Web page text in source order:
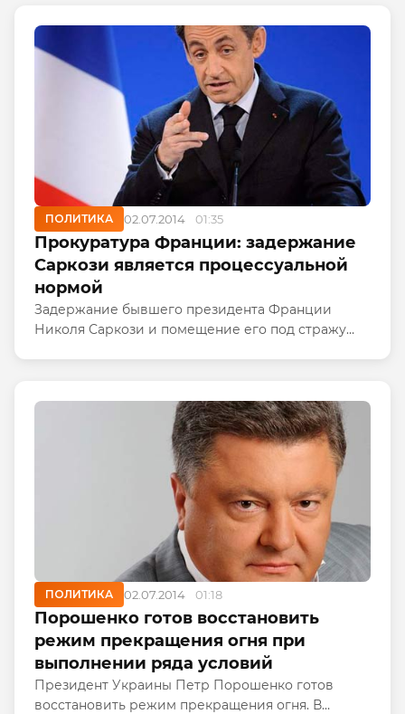
ПОЛИТИКА 02.07.2014 01:35
Прокуратура Франции: задержание
Саркози является процессуальной
нормой
Задержание бывшего президента Франции
Николя Саркози и помещение его под стражу
ПОЛИТИКА 02.07.2014 01:18
Порошенко готов восстановить
режим прекращения огня при
выполнении ряда условий
Президент Украины Петр Порошенко готов
восстановить режим прекращения огня. В